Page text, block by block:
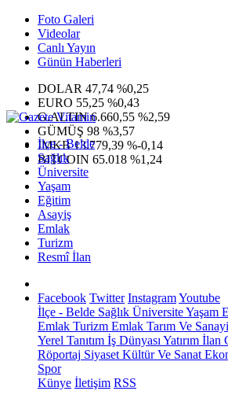
Foto Galeri
Videolar
Canlı Yayın
Günün Haberleri
DOLAR 47,74 %0,25
EURO 55,25 %0,43
G.ALTIN6.660,55 %2,59
GÜMÜŞ 98 %3,57
IMKB13.779,39 %-0,14
BITCOIN 65.018 %1,24
İlçe - Belde
Sağlık
Üniversite
Yaşam
Eğitim
Asayiş
Emlak
Turizm
Resmî İlan
Facebook Twitter InstagramYoutube
İlçe - Belde Sağlık ÜniversiteYaşam
Emlak Turizm Emlak Tarım Ve Sanayi
Yerel Tanıtım İş Dünyası Yatırım İlan
Röportaj Siyaset Kültür Ve Sanat
Spor
Künye İletişim RSS